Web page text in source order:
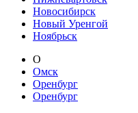
Новосибирск
Новый Уренгой
Ноябрьск
О
Омск
Оренбург
Оренбург